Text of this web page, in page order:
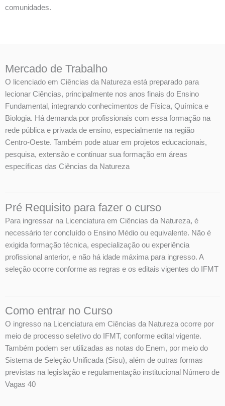
comunidades.
Mercado de Trabalho
O licenciado em Ciências da Natureza está preparado para
lecionar Ciências, principalmente nos anos finais do Ensino
Fundamental, integrando conhecimentos de Física, Química e
Biologia. Há demanda por profissionais com essa formação na
rede pública e privada de ensino, especialmente na região
Centro-Oeste. Também pode atuar em projetos educacionais,
pesquisa, extensão e continuar sua formação em áreas
específicas das Ciências da Natureza
Pré Requisito para fazer o curso
Para ingressar na Licenciatura em Ciências da Natureza, é
necessário ter concluído o Ensino Médio ou equivalente. Não é
exigida formação técnica, especialização ou experiência
profissional anterior, e não há idade máxima para ingresso. A
seleção ocorre conforme as regras e os editais vigentes do IFMT
Como entrar no Curso
O ingresso na Licenciatura em Ciências da Natureza ocorre por
meio de processo seletivo do IFMT, conforme edital vigente.
Também podem ser utilizadas as notas do Enem, por meio do
Sistema de Seleção Unificada (Sisu), além de outras formas
previstas na legislação e regulamentação institucional Número de
Vagas 40